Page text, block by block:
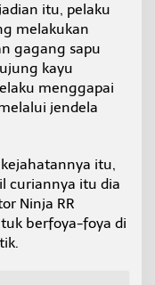
itu, pelaku
melakukan
gagang sapu
kayu
menggapai
jendela
itu,
curiannya itu dia
Ninja RR
berfoya-foya di